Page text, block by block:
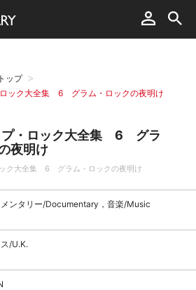
ップ
ロック大全集 6 グラム・ロックの夜明け
プ・ロック大全集 6 グラ
夜明け
ク大全集 6 グラム・ロックの夜明け
メンタリー/Documentary，音楽/Music
/U.K.